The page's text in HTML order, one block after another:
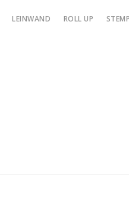
LEINWAND ROLL UP